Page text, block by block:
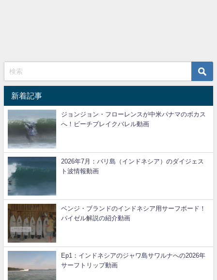
新着記事
ジョンジョン・フローレンスが中米パナマのボカス
へ！ビーチブレイクバレル動画
2026年7月：バリ島（インドネシア）のダイジェス
ト波情報動画
ベンジ・ブランドのインドネシア用サーフボード！
パイゼル解説の紹介動画
Ep1：インドネシアのジャワ島サワルナへの2026年
サーフトリップ動画